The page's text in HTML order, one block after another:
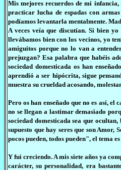
Mis mejores recuerdos de mi
practicar lucha de espadas con
podíamos levantarla mentalmente.
A veces veía que discutían. Si bien
llevábamos bien con los vecinos, yo
amiguitos porque no lo van a
prejuzgan? Esa palabra que habéis
sociedad domesticada os han
aprendió a ser hipócrita, sigue
muestra su crueldad acosando,
Pero os han enseñado que no es así,
no se llegan a lastimar demasiado
sociedad domesticada sea que
supuesto que hay seres que son
pocos pueden, todos pueden", el tema
Y fui creciendo. A mis siete años ya
carácter, su personalidad, era